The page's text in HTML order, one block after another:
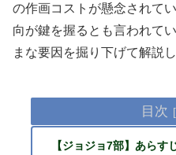
の作画コストが懸念されて
向が鍵を握るとも言われて
まな要因を掘り下げて解説
目次
【ジョジョ7部】あらす